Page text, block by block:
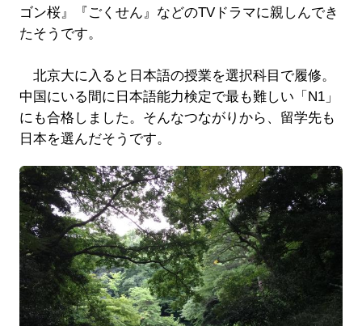
ゴン桜』『ごくせん』などのTVドラマに親しんでき
たそうです。
北京大に入ると日本語の授業を選択科目で履修。
中国にいる間に日本語能力検定で最も難しい「N1」
にも合格しました。そんなつながりから、留学先も
日本を選んだそうです。